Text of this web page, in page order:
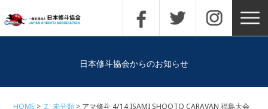
日本修斗協会からのお知らせ
HOME Ｚ_未分類
アマ修斗 4/14 ISAMI SHOOTO CARAVAN 福島大会